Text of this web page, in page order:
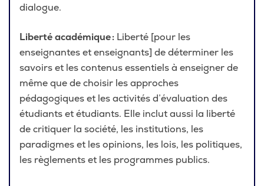
dialogue.
Liberté académique: Liberté [pour les
enseignantes et enseignants] de déterminer les
savoirs et les contenus essentiels à enseigner de
même que de choisir les approches
pédagogiques et les activités d’évaluation des
étudiants et étudiants. Elle inclut aussi la liberté
de critiquer la société, les institutions, les
paradigmes et les opinions, les lois, les politiques,
les règlements et les programmes publics.